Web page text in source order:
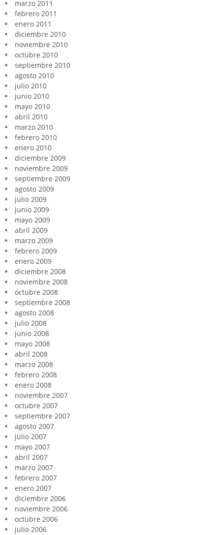
marzo 2011
febrero 2011
enero 2011
diciembre 2010
noviembre 2010
octubre 2010
septiembre 2010
agosto 2010
julio 2010
junio 2010
mayo 2010
abril 2010
marzo 2010
febrero 2010
enero 2010
diciembre 2009
noviembre 2009
septiembre 2009
agosto 2009
julio 2009
junio 2009
mayo 2009
abril 2009
marzo 2009
febrero 2009
enero 2009
diciembre 2008
noviembre 2008
octubre 2008
septiembre 2008
agosto 2008
julio 2008
junio 2008
mayo 2008
abril 2008
marzo 2008
febrero 2008
enero 2008
noviembre 2007
octubre 2007
septiembre 2007
agosto 2007
julio 2007
mayo 2007
abril 2007
marzo 2007
febrero 2007
enero 2007
diciembre 2006
noviembre 2006
octubre 2006
julio 2006